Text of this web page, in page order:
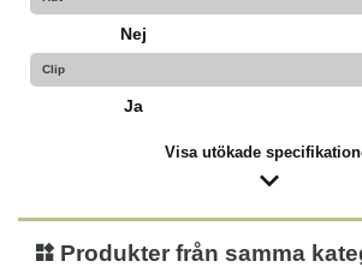
Nej
Clip
Ja
Visa utökade
Produkter från samma